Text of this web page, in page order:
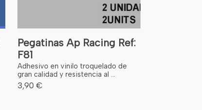
Pegatinas Ap Racing Ref:
F81
Adhesivo en vinilo troquelado de
gran calidad y resistencia al ...
3,90 €